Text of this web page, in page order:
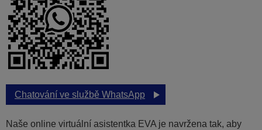
Chatování ve službě WhatsApp
Naše online virtuální asistentka EVA je navržena tak, aby